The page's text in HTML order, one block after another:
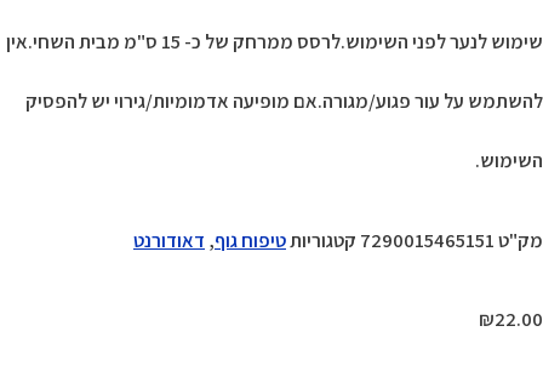
שימוש לנער לפני השימוש.לרסס ממרחק של כ- 15 ס"מ מבית השחי.אין
להשתמש על עור פגוע/מגורה.אם מופיעה אדמומיות/גירוי יש להפסיק
השימוש.
מק"ט7290015465151 קטגוריותטיפוח גוף, דאודורנט
₪22.00